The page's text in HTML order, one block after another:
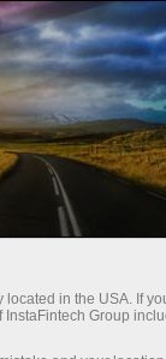
Pour les traders
lesin the USA. If
Group